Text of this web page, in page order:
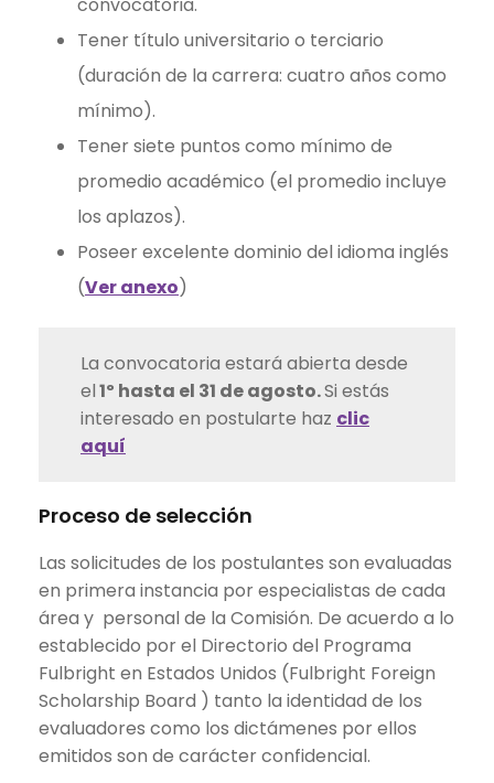
Tener título universitario o terciario
(duración de la carrera: cuatro años como
mínimo).
Tener siete puntos como mínimo de
promedio académico (el promedio incluye
los aplazos).
Poseer excelente dominio del idioma inglés
(Ver anexo)
La convocatoria estará abierta desde
el1º hasta el 31 de agosto.Si estás
interesado en postularte haz clic
aquí
Proceso de selección
Las solicitudes de los postulantes son evaluadas
en primera instancia por especialistas de cada
área y personal de la Comisión. De acuerdo a lo
establecido por el Directorio del Programa
Fulbright en Estados Unidos (Fulbright Foreign
Scholarship Board ) tanto la identidad de los
evaluadores como los dictámenes por ellos
emitidos son de carácter confidencial.